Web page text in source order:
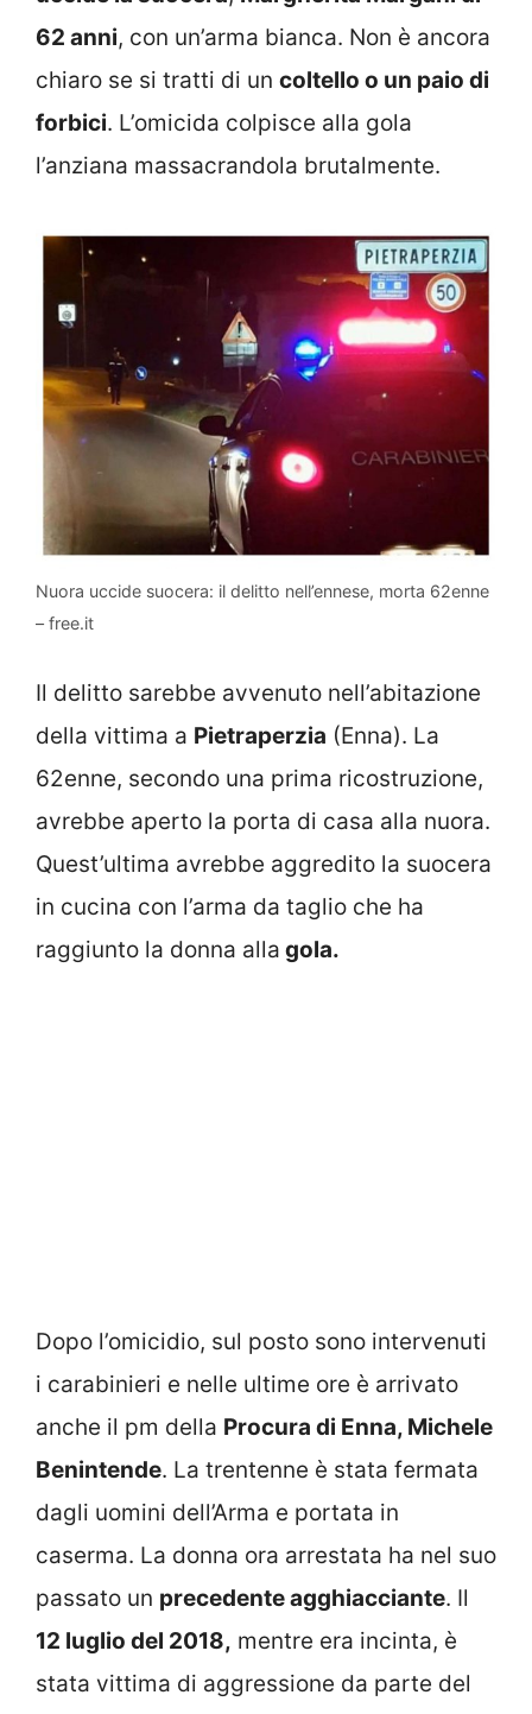
62 anni, con un’arma bianca. Non è ancora
chiaro se si tratti di un coltello o un paio di
forbici. L’omicida colpisce alla gola
l’anziana massacrandola brutalmente.
Nuora uccide suocera: il delitto nell’ennese, morta 62enne
– free.it
Il delitto sarebbe avvenuto nell’abitazione
della vittima a Pietraperzia (Enna). La
62enne, secondo una prima ricostruzione,
avrebbe aperto la porta di casa alla nuora.
Quest’ultima avrebbe aggredito la suocera
in cucina con l’arma da taglio che ha
raggiunto la donna alla gola.
Dopo l’omicidio, sul posto sono intervenuti
i carabinieri e nelle ultime ore è arrivato
anche il pm della Procura di Enna, Michele
Benintende. La trentenne è stata fermata
dagli uomini dell’Arma e portata in
caserma. La donna ora arrestata ha nel suo
passato un precedente agghiacciante. Il
12 luglio del 2018, mentre era incinta, è
stata vittima di aggressione da parte del